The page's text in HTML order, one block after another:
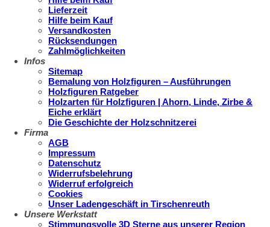
Lieferzeit
Hilfe beim Kauf
Versandkosten
Rücksendungen
Zahlmöglichkeiten
Infos
Sitemap
Bemalung von Holzfiguren – Ausführungen
Holzfiguren Ratgeber
Holzarten für Holzfiguren | Ahorn, Linde, Zirbe &
Eiche erklärt
Die Geschichte der Holzschnitzerei
Firma
AGB
Impressum
Datenschutz
Widerrufsbelehrung
Widerruf erfolgreich
Cookies
Unser Ladengeschäft in Tirschenreuth
Unsere Werkstatt
Stimmungsvolle 3D Sterne aus unserer Region